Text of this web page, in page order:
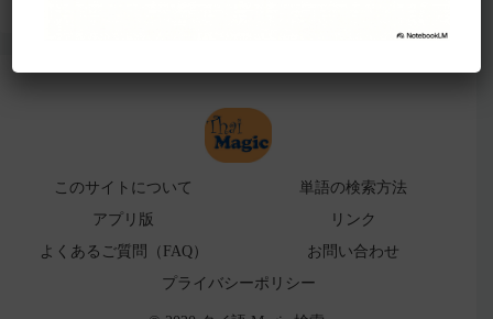
このサイトについて
単語の検索方法
アプリ版
リンク
よくあるご質問（FAQ）
お問い合わせ
プライバシーポリシー